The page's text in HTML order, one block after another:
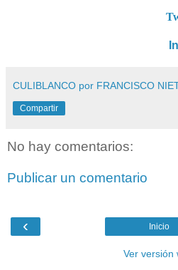
CULIBLANCO por FRANCISCO
Compartir
No hay comentarios:
Publicar un comentario
‹ Inicio
Ver versión